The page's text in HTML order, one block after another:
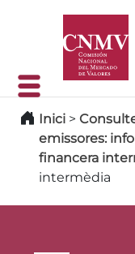
Inici >
emissores:
financera
intermèdia